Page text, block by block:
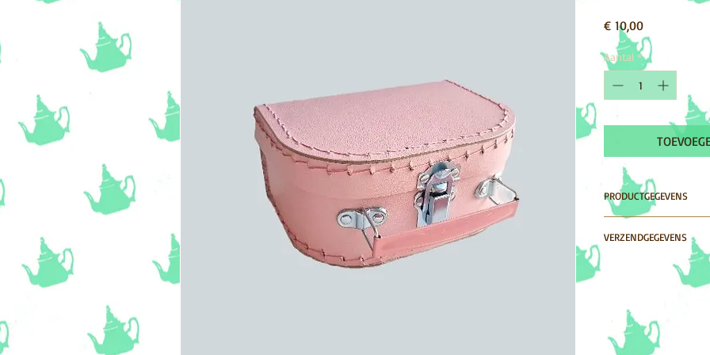
€ 10,00Prijs
Aantal *
PRODUCTGEGEVENS
VERZENDGEGEVENS
levertijd 1-3
Wanneer je de
liever zelf afhalen?
afhalen bij ons